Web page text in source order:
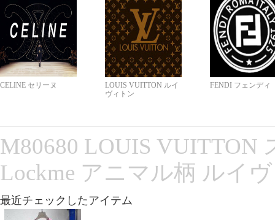
CELINE セリーヌ
LOUIS VUITTON ルイ
ヴィトン
FENDI フェンディ
M80680 LOUIS VUITTON
Lockme アニマル柄 ルイ
最近チェックしたアイテム